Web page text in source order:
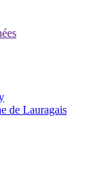
de Lauragais